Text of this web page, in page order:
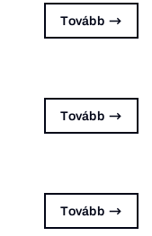
Tovább
Tovább
Tovább